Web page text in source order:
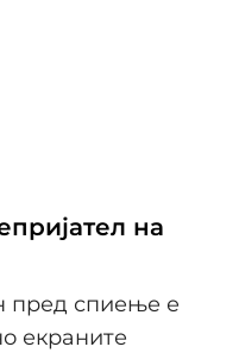
на
пред спиење е
екраните